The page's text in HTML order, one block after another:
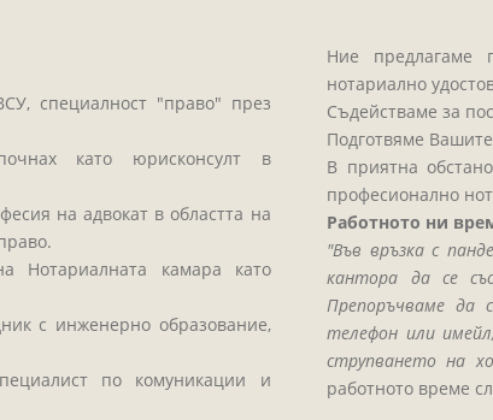
специалност "право" през
като юрисконсулт в
на адвокат в областта на
Нотариалната камара като
с инженерно образование,
по комуникации и
Ние предлагаме
нотариално
Съдействаме за
Подготвяме
В приятна
професионално
Работното ни
"Във връзка с
кантора да се
Препоръчваме да
телефон или
струпването на
работното време